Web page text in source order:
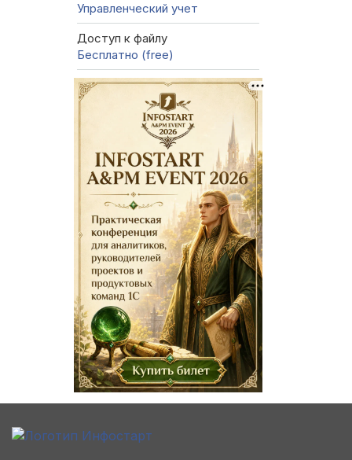
Управленческий учет
Доступ к файлу
Бесплатно (free)